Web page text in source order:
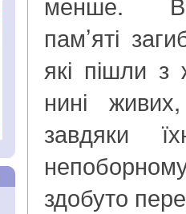
пам’яті
які пішли
нині
завдяки
здобуто